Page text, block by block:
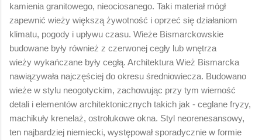
kamienia granitowego, nieociosanego. Taki materiał mógł
zapewnić wieży większą żywotność i oprzeć się działaniom
klimatu, pogody i upływu czasu. Wieże Bismarckowskie
budowane były również z czerwonej cegły lub wnętrza
wieży wykańczane były cegłą. Architektura Wież Bismarcka
nawiązywała najczęściej do okresu średniowiecza. Budowano
wieże w stylu neogotyckim, zachowując przy tym wierność
detali i elementów architektonicznych takich jak - ceglane fryzy,
machikuły krenelaż, ostrołukowe okna. Styl neorenesansowy,
ten najbardziej niemiecki, występował sporadycznie w formie